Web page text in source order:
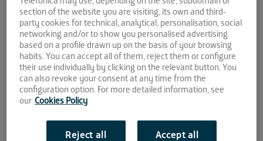
Cuatrecasas ACELERA
Cuatrecasas ACELERA es el proyecto llevado a cabo por el
despacho de abogados Cuatrecasas, Gonçalves Pereira.
Apoyado por Telefónica en el marco de su programa global
Open Future_.
Esta aceleradora está especializada en empresas relacionadas
con el campo del legaltech (uso de las tecnologías y el
software para su aplicación y ayuda al mercado legal), que
tengan un modelo de negocio consolidado, y que estén
interesadas en innovar, buscando nuevas oportunidades y
section of the website you are visiting, its own and third-
party cookies for technical, analytical, personalisation, social
networking and/or to show you personalised advertising
based on a profile drawn up on the basis of your browsing
habits. You can accept all of them, reject them or configure
their use individually by clicking on the relevant button. You
can also revoke your consent at any time from the
configuration option. For more detailed information, see
our Cookies Policy
Reject all Accept all